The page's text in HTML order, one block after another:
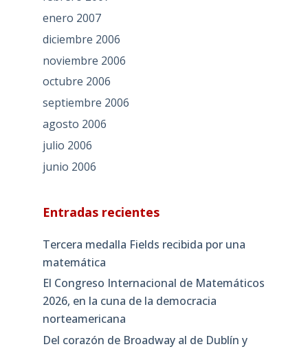
enero 2007
diciembre 2006
noviembre 2006
octubre 2006
septiembre 2006
agosto 2006
julio 2006
junio 2006
Entradas recientes
Tercera medalla Fields recibida por una
matemática
El Congreso Internacional de Matemáticos
2026, en la cuna de la democracia
norteamericana
Del corazón de Broadway al de Dublín y